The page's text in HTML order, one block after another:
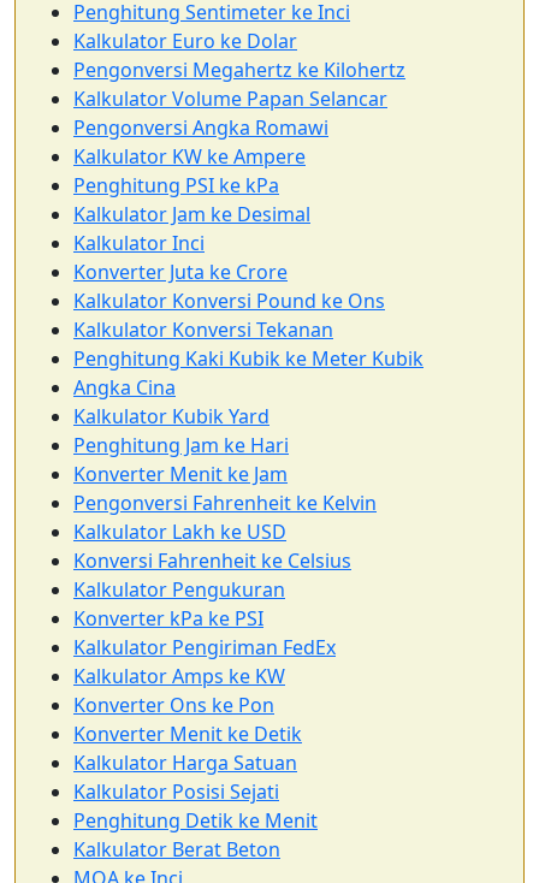
Penghitung Sentimeter ke Inci
Kalkulator Euro ke Dolar
Pengonversi Megahertz ke Kilohertz
Kalkulator Volume Papan Selancar
Pengonversi Angka Romawi
Kalkulator KW ke Ampere
Penghitung PSI ke kPa
Kalkulator Jam ke Desimal
Kalkulator Inci
Konverter Juta ke Crore
Kalkulator Konversi Pound ke Ons
Kalkulator Konversi Tekanan
Penghitung Kaki Kubik ke Meter Kubik
Angka Cina
Kalkulator Kubik Yard
Penghitung Jam ke Hari
Konverter Menit ke Jam
Pengonversi Fahrenheit ke Kelvin
Kalkulator Lakh ke USD
Konversi Fahrenheit ke Celsius
Kalkulator Pengukuran
Konverter kPa ke PSI
Kalkulator Pengiriman FedEx
Kalkulator Amps ke KW
Konverter Ons ke Pon
Konverter Menit ke Detik
Kalkulator Harga Satuan
Kalkulator Posisi Sejati
Penghitung Detik ke Menit
Kalkulator Berat Beton